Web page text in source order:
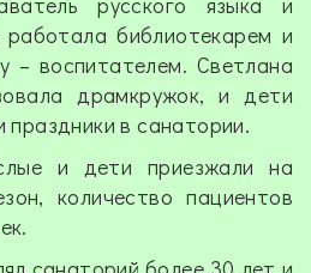
библиотекарем и
– воспитателем. Светлана
драмкружок, и дети
праздники в санатории.
и дети приезжали на
количество пациентов